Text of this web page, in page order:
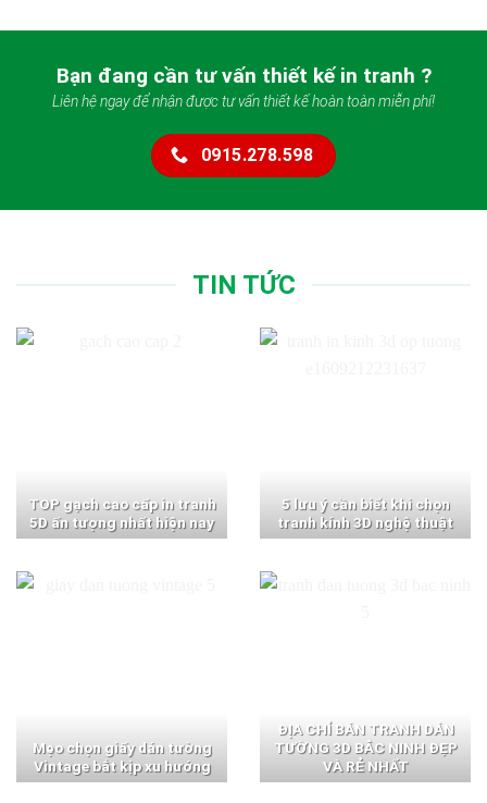
Bạn đang cần tư vấn thiết kế in tranh ?
Liên hệ ngay để nhận được tư vấn thiết kế hoàn toàn miễn phí!
0915.278.598
TIN TỨC
TOP gạch cao cấp in tranh
5D ấn tượng nhất hiện nay
5 lưu ý cần biết khi chọn
tranh kính 3D nghệ thuật
Mẹo chọn giấy dán tường
Vintage bắt kịp xu hướng
ĐỊA CHỈ BÁN TRANH DÁN
TƯỜNG 3D BẮC NINH ĐẸP
VÀ RẺ NHẤT